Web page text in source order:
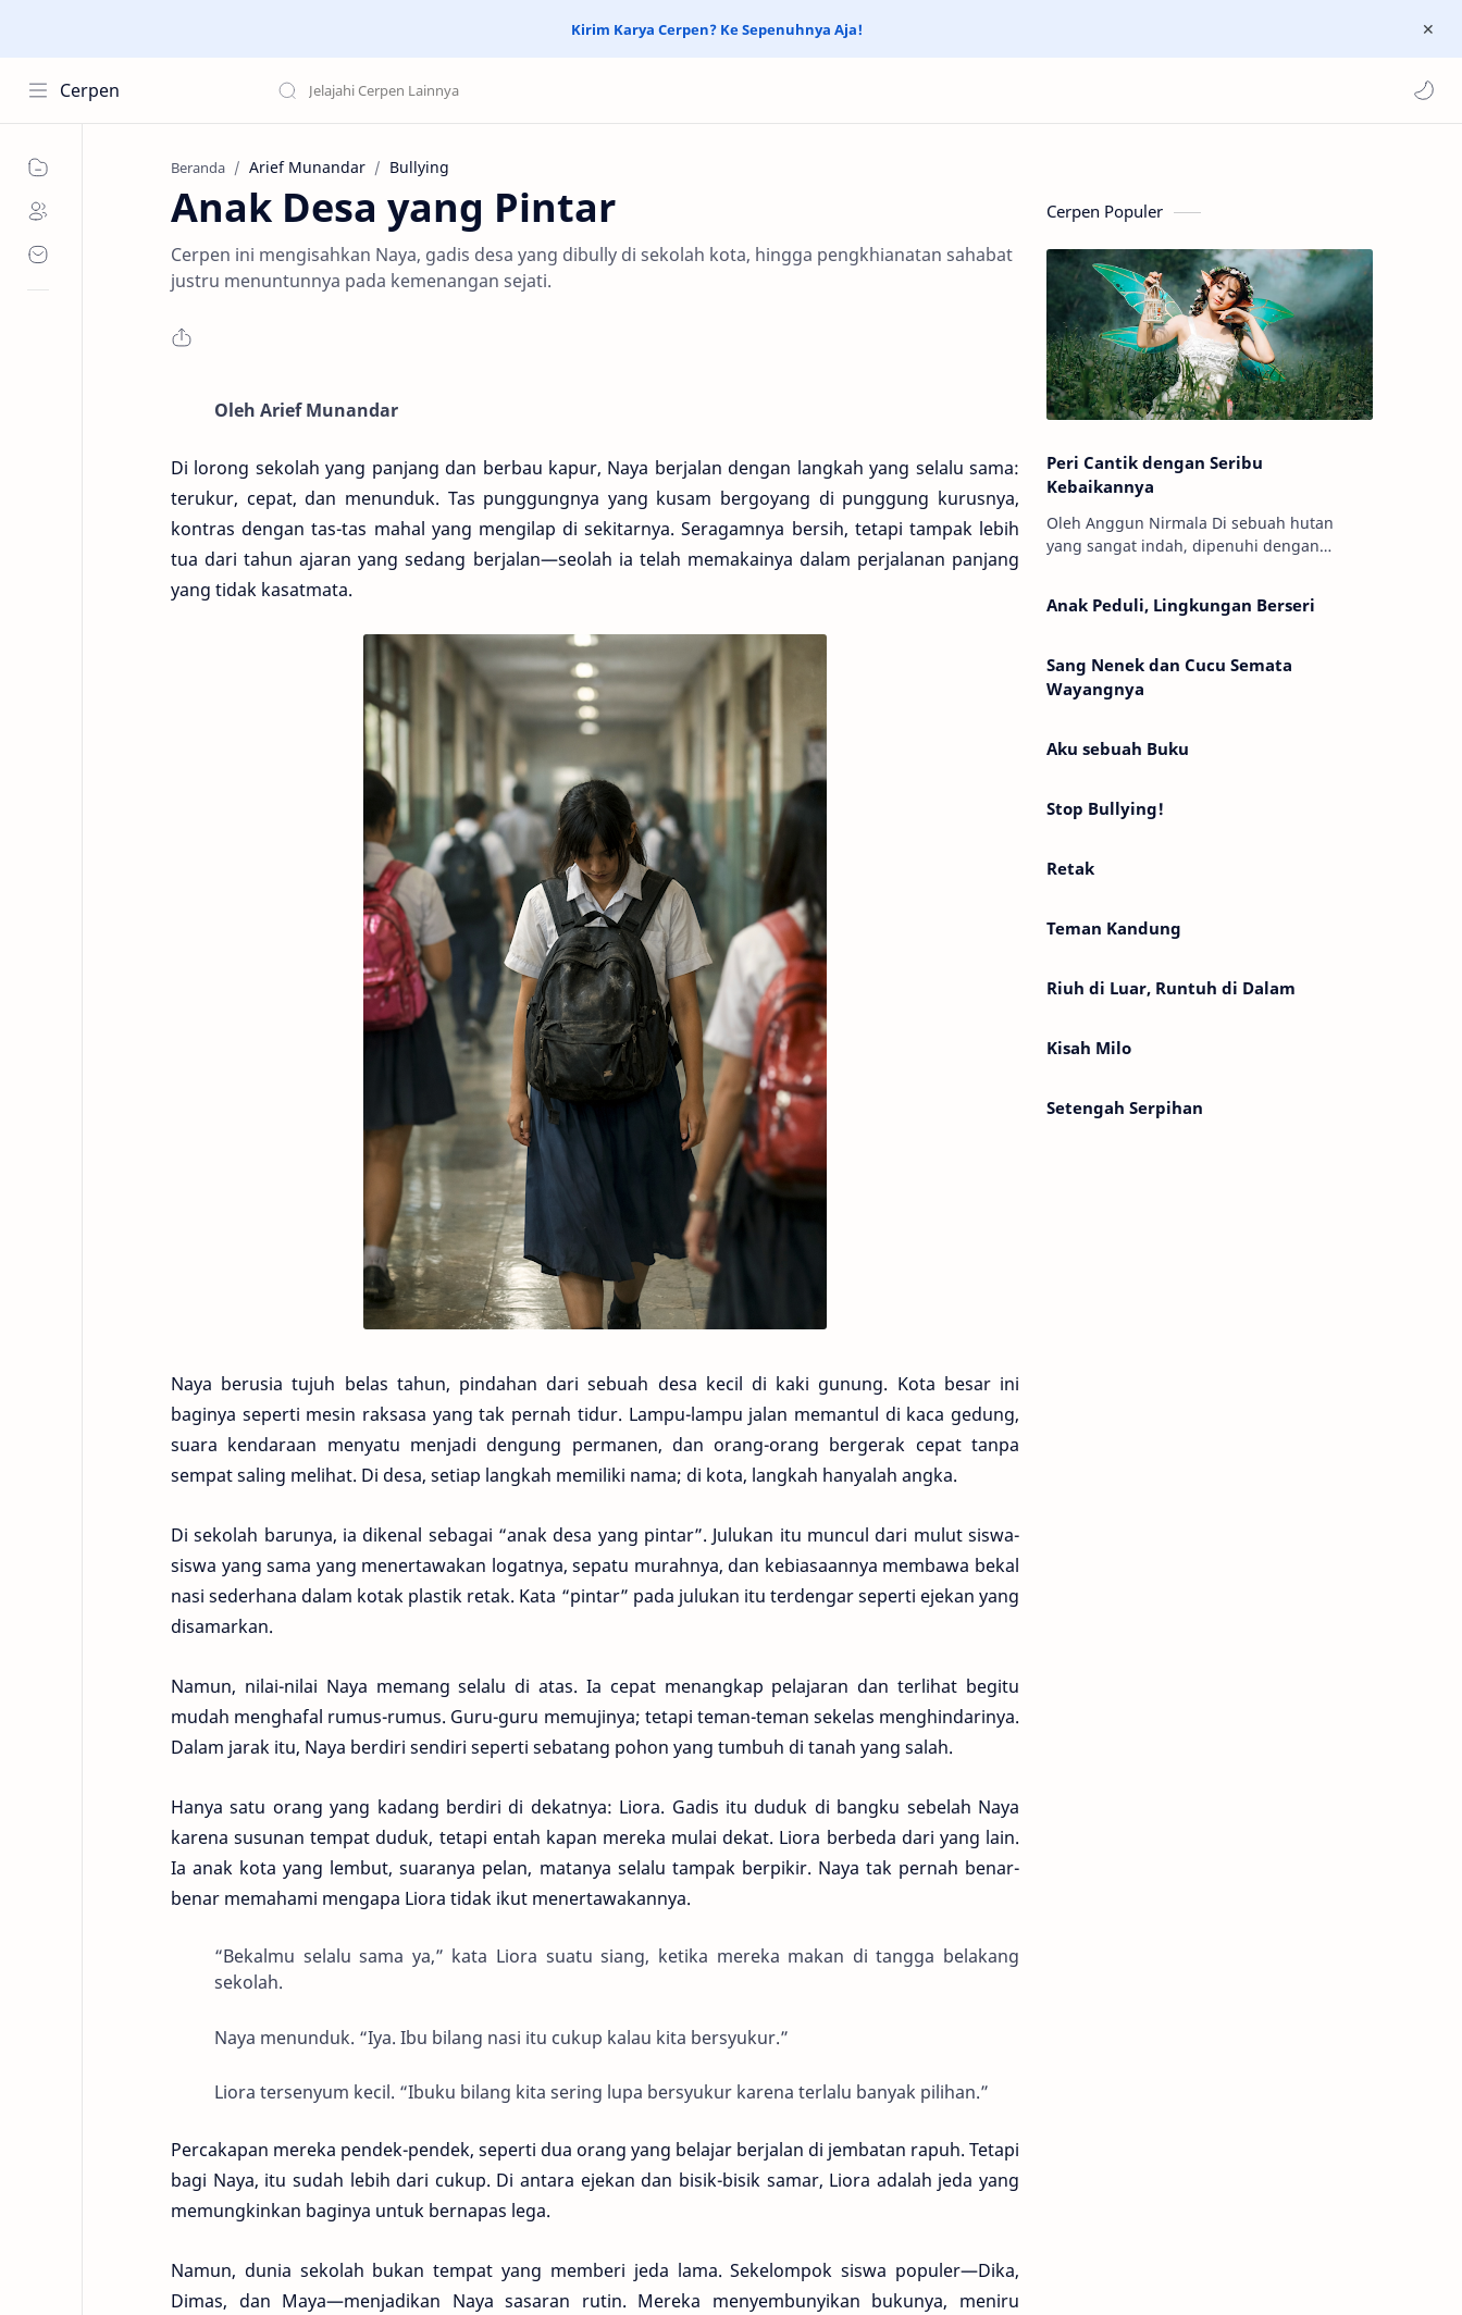
Kirim Karya Cerpen? Ke Sepenuhnya Aja!
Cerpen
Beranda Arief Munandar Bullying
Anak Desa yang Pintar
Cerpen ini mengisahkan Naya, gadis desa yang dibully di sekolah kota, hingga pengkhianatan sahabat
justru menuntunnya pada kemenangan sejati.
Oleh Arief Munandar
Di lorong sekolah yang panjang dan berbau kapur, Naya berjalan dengan langkah yang selalu sama:
terukur, cepat, dan menunduk. Tas punggungnya yang kusam bergoyang di punggung kurusnya,
kontras dengan tas-tas mahal yang mengilap di sekitarnya. Seragamnya bersih, tetapi tampak lebih
tua dari tahun ajaran yang sedang berjalan—seolah ia telah memakainya dalam perjalanan panjang
yang tidak kasatmata.
Naya berusia tujuh belas tahun, pindahan dari sebuah desa kecil di kaki gunung. Kota besar ini
baginya seperti mesin raksasa yang tak pernah tidur. Lampu-lampu jalan memantul di kaca gedung,
suara kendaraan menyatu menjadi dengung permanen, dan orang-orang bergerak cepat tanpa
sempat saling melihat. Di desa, setiap langkah memiliki nama; di kota, langkah hanyalah angka.
Di sekolah barunya, ia dikenal sebagai “anak desa yang pintar”. Julukan itu muncul dari mulut siswa-
siswa yang sama yang menertawakan logatnya, sepatu murahnya, dan kebiasaannya membawa bekal
nasi sederhana dalam kotak plastik retak. Kata “pintar” pada julukan itu terdengar seperti ejekan yang
disamarkan.
Namun, nilai-nilai Naya memang selalu di atas. Ia cepat menangkap pelajaran dan terlihat begitu
mudah menghafal rumus-rumus. Guru-guru memujinya; tetapi teman-teman sekelas menghindarinya.
Dalam jarak itu, Naya berdiri sendiri seperti sebatang pohon yang tumbuh di tanah yang salah.
Hanya satu orang yang kadang berdiri di dekatnya: Liora. Gadis itu duduk di bangku sebelah Naya
karena susunan tempat duduk, tetapi entah kapan mereka mulai dekat. Liora berbeda dari yang lain.
Ia anak kota yang lembut, suaranya pelan, matanya selalu tampak berpikir. Naya tak pernah benar-
benar memahami mengapa Liora tidak ikut menertawakannya.
“Bekalmu selalu sama ya,” kata Liora suatu siang, ketika mereka makan di tangga belakang
sekolah.
Naya menunduk. “Iya. Ibu bilang nasi itu cukup kalau kita bersyukur.”
Liora tersenyum kecil. “Ibuku bilang kita sering lupa bersyukur karena terlalu banyak pilihan.”
Percakapan mereka pendek-pendek, seperti dua orang yang belajar berjalan di jembatan rapuh. Tetapi
bagi Naya, itu sudah lebih dari cukup. Di antara ejekan dan bisik-bisik samar, Liora adalah jeda yang
memungkinkan baginya untuk bernapas lega.
Namun, dunia sekolah bukan tempat yang memberi jeda lama. Sekelompok siswa populer—Dika,
Dimas, dan Maya—menjadikan Naya sasaran rutin. Mereka menyembunyikan bukunya, meniru
Cerpen Populer
Peri Cantik dengan Seribu
Kebaikannya
Oleh Anggun Nirmala Di sebuah hutan
yang sangat indah, dipenuhi dengan
bernama…
Anak Peduli, Lingkungan Berseri
Sang Nenek dan Cucu Semata
Wayangnya
Aku sebuah Buku
Stop Bullying!
Retak
Teman Kandung
Riuh di Luar, Runtuh di Dalam
Kisah Milo
Setengah Serpihan